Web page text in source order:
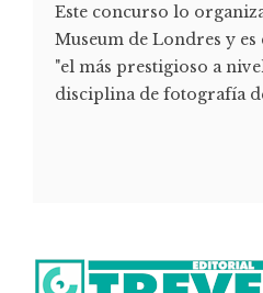
Este concurso lo
Museum de Londres y
"el más prestigioso a
disciplina de fotografía